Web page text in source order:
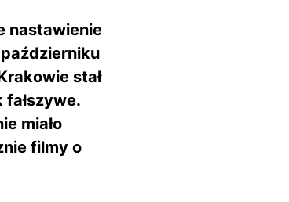
nastawienie
stał
miało
filmy o